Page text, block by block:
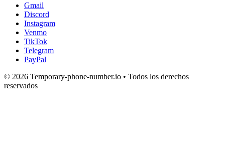
Gmail
Discord
Instagram
Venmo
TikTok
Telegram
PayPal
© 2026 Temporary-phone-number.io • Todos los derechos
reservados